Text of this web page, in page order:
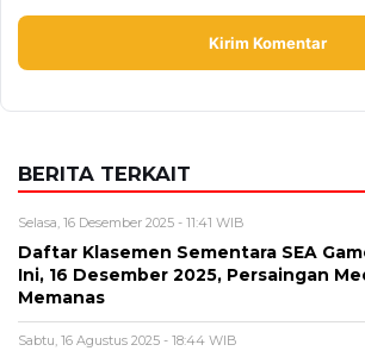
BERITA TERKAIT
Selasa, 16 Desember 2025 - 11:41 WIB
Daftar Klasemen Sementara SEA
Ini, 16 Desember 2025, Persaingan
Memanas
Sabtu, 16 Agustus 2025 - 18:44 WIB